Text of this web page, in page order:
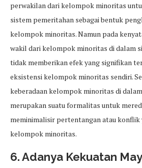
perwakilan dari kelompok minoritas
sistem pemeritahan sebagai bentuk
kelompok minoritas. Namun pada
wakil dari kelompok minoritas di dalam
tidak memberikan efek yang signifikan
eksistensi kelompok minoritas sendiri.
keberadaan kelompok minoritas di
merupakan suatu formalitas untuk
meminimalisir pertentangan atau
kelompok minoritas.
6. Adanya Kekuatan